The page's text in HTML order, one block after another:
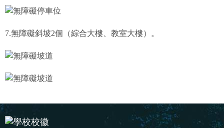
7.無障礙斜坡2個（綜合大樓、教室大樓）。